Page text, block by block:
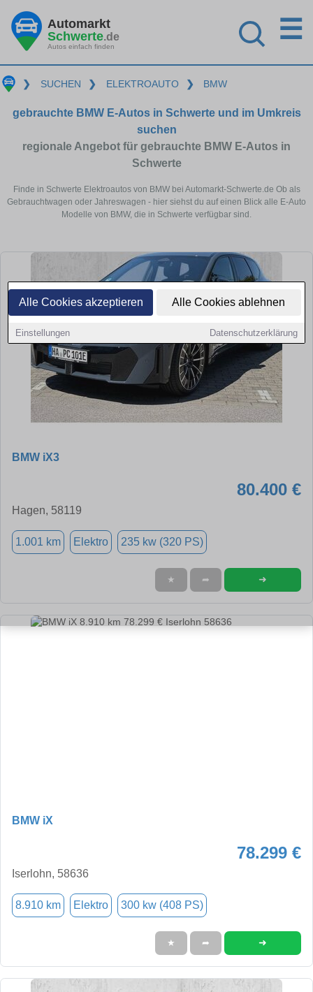
Alle Cookies akzeptieren Alle Cookies ablehnen
Einstellungen Datenschutzerklärung
Automarkt
Schwerte.de
Autos einfach finden
☰
❯ SUCHEN ❯ ELEKTROAUTO ❯ BMW
gebrauchte BMW E-Autos in Schwerte und im Umkreis
suchen
regionale Angebot für gebrauchte BMW E-Autos in
Schwerte
Finde in Schwerte Elektroautos von BMW bei Automarkt-Schwerte.de Ob als
Gebrauchtwagen oder Jahreswagen - hier siehst du auf einen Blick alle E-Auto
Modelle von BMW, die in Schwerte verfügbar sind.
BMW iX3
80.400 €
Hagen, 58119
1.001 km Elektro 235 kw (320 PS)
★ ➦ ➜
BMW iX
78.299 €
Iserlohn, 58636
8.910 km Elektro 300 kw (408 PS)
★ ➦ ➜